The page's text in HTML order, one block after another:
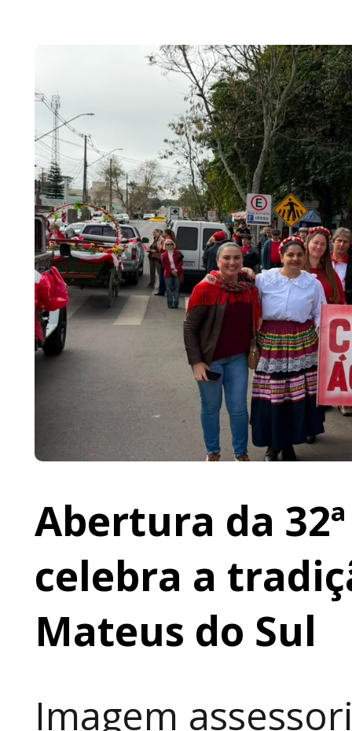
Abertura da
celebra a
Mateus do Sul
Imagem